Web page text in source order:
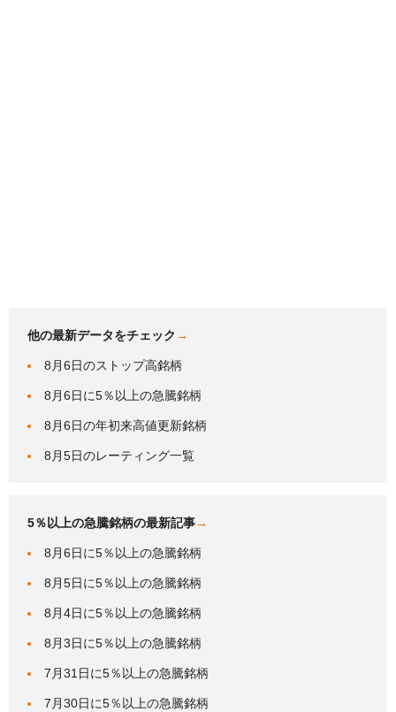
他の最新データをチェック →
8月6日のストップ高銘柄
8月6日に5％以上の急騰銘柄
8月6日の年初来高値更新銘柄
8月5日のレーティング一覧
5％以上の急騰銘柄の最新記事→
8月6日に5％以上の急騰銘柄
8月5日に5％以上の急騰銘柄
8月4日に5％以上の急騰銘柄
8月3日に5％以上の急騰銘柄
7月31日に5％以上の急騰銘柄
7月30日に5％以上の急騰銘柄